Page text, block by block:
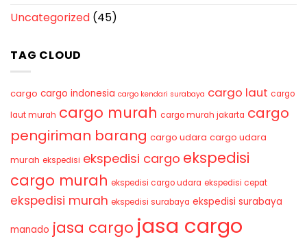
Uncategorized (45)
TAG CLOUD
cargo cargo indonesia cargo kendari surabaya cargo laut cargo
laut murah cargo murah cargo murah jakarta cargo
pengiriman barang cargo udara cargo udara
murah ekspedisi ekspedisi cargo ekspedisi
cargo murah ekspedisi cargo udara ekspedisi cepat
ekspedisi murah ekspedisi surabaya ekspedisi surabaya
manado jasa cargo jasa cargo